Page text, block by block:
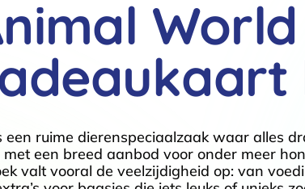
ruime dierenspeciaalzaak waar alles
een breed aanbod voor onder meer
valt vooral de veelzijdigheid op: van